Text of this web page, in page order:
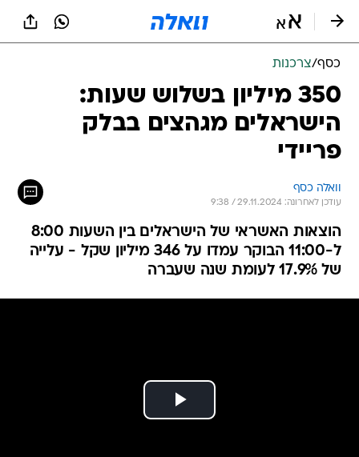
כסף/צרכנות
350 מיליון בשלוש שעות:
הישראלים מגהצים בבלק
פריידי
וואלה כסף
עודכן לאחרונה: 29.11.2024 / 9:38
הוצאות האשראי של הישראלים בין השעות 8:00
ל-11:00 הבוקר עמדו על 346 מיליון שקל - עלייה
של 17.9% לעומת שנה שעברה